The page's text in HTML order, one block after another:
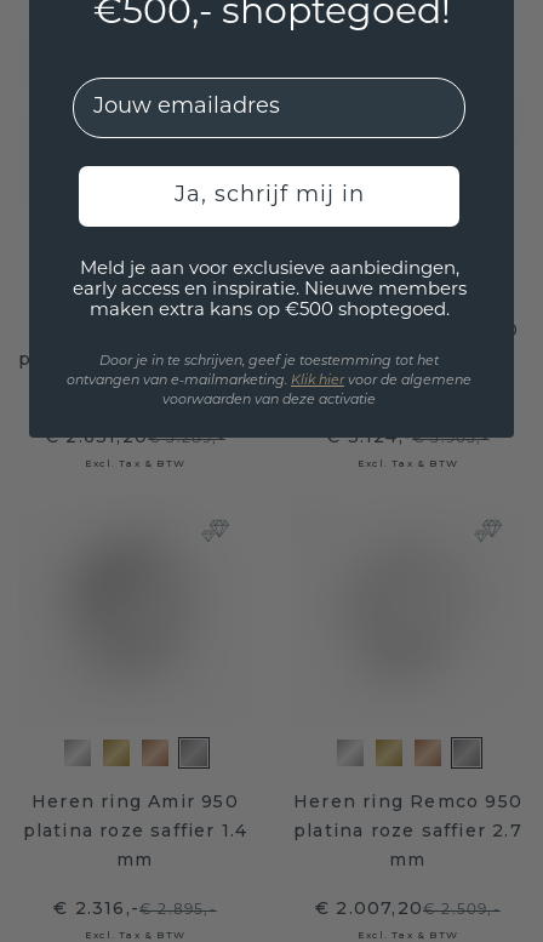
platina roze saffier 7x5
mm
€ 2.631,20€ 3.289,-
Excl. Tax & BTW
Heren ring Pavan 950
platina roze saffier 5
mm
€ 3.124,-€ 3.905,-
Excl. Tax & BTW
Heren ring Amir 950
platina roze saffier 1.4
mm
€ 2.316,-€ 2.895,-
Excl. Tax & BTW
Heren ring Remco 950
platina roze saffier 2.7
mm
€ 2.007,20€ 2.509,-
Excl. Tax & BTW
€500,- shoptegoed!
EMail
Ja, schrijf mij in
Meld je aan voor exclusieve aanbiedingen,
early access en inspiratie. Nieuwe members
maken extra kans op €500 shoptegoed.
Door je in te schrijven, geef je toestemming tot het
ontvangen van e-mailmarketing. Klik hiervoor de algemene
voorwaarden van deze activatie